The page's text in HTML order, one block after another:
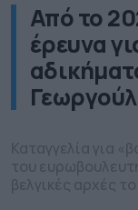
Από το
έρευνα